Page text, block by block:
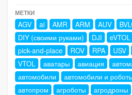
МЕТКИ
AGV ai AMR ARM AUV
DIY (своими руками)
DJI eVTOL
pick-and-place
ROV RPA USV
VTOL
аватары авиация
автомобили
автомобили и
автопром
агроботы
агродроны